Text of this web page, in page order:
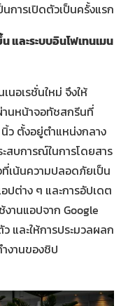
การเปิดตัวเป็นครั้งแรก
และระบบอินโฟเทนเมน
นอเรชั่นใหม่ จึงให้
านหน้าจอทัชสกรีนที่
ว ตั้งอยู่ตำแหน่งกลาง
สบการณ์ในการโดยสาร
เน้นความปลอดภัยเป็น
ปต่าง ๆ และการอัปเดต
านแอปจาก Google
และให้การประมวลผลก
งานของชิป